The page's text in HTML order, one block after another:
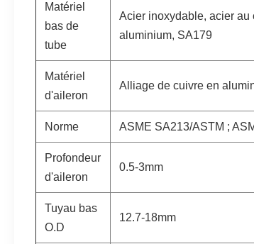
Matériel
bas de
tube
Acier inoxydable, acier
aluminium, SA179
Matériel
d'aileron
Alliage de cuivre en
Norme ASME SA213/ASTM ;
Profondeur
d'aileron
0.5-3mm
Tuyau bas
O.D
12.7-18mm